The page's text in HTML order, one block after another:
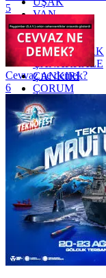
VAN
YALOVA
YOZGAT
ZONGULDAK
ÇANAKKALE
ÇANKIRI
ÇORUM
İSTANBUL
İZMİR
ŞANLIURFA
ŞIRNAK
5
Cevvaz ne demek?
6